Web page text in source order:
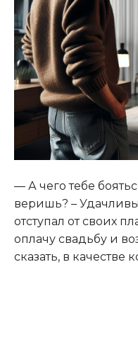
— А чего тебе
веришь? –
отступал от своих
оплачу свадьбу и
сказать, в качестве